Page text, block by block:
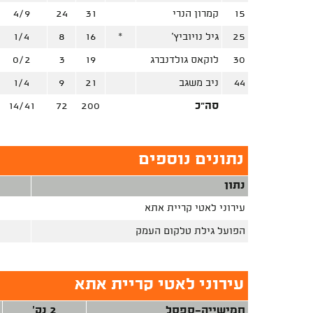
15 קמרון הנרי 31
24
4/9
25 גיל נויוביץ' *
16
8
1/4
30 לוקאס גולדנברג 19
3
0/2
44 ניב משגב 21
9
1/4
סה"כ 200
72
14/41
נתונים נוספים
נתון
עירוני לאטי קריית אתא
הפועל גילת טלקום העמק
עירוני לאטי קריית אתא